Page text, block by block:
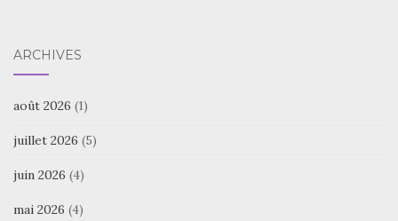
ARCHIVES
août 2026 (1)
juillet 2026 (5)
juin 2026 (4)
mai 2026 (4)